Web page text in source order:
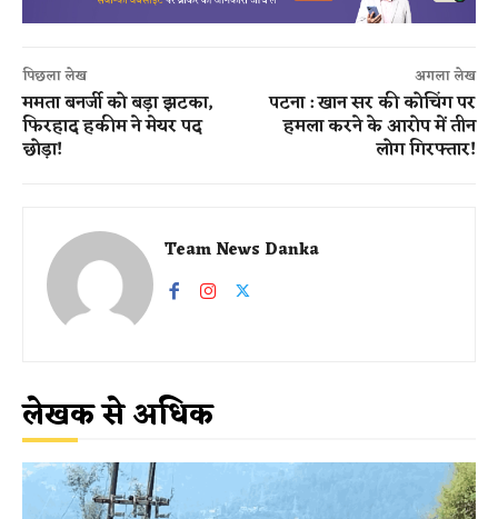
पिछला लेख
ममता बनर्जी को बड़ा झटका,
फिरहाद हकीम ने मेयर पद
छोड़ा!
अगला लेख
पटना : खान सर की कोचिंग पर
हमला करने के आरोप में तीन
लोग गिरफ्तार!
Team News Danka
लेखक से अधिक